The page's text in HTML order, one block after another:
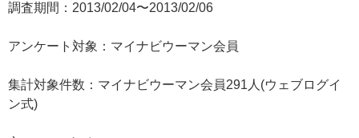
調査期間：2013/02/04〜2013/02/06
アンケート対象：マイナビウーマン会員
集計対象件数：マイナビウーマン会員291人(ウェブログイ
ン式)